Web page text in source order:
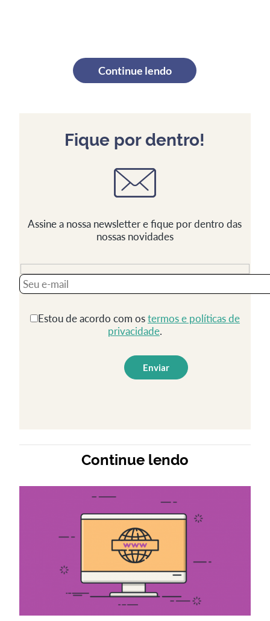
Continue lendo
Fique por dentro!
Assine a nossa newsletter e fique por dentro das
nossas novidades
Estou de acordo com ostermos e políticas de
privacidade.
Continue lendo